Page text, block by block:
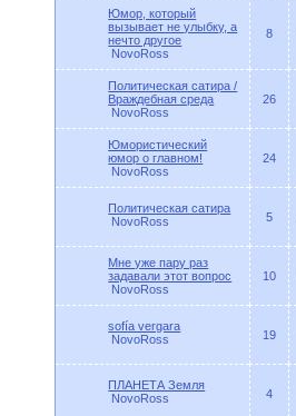
Юмор, который
вызывает не улыбку, а
нечто другое
NovoRoss
8
Политическая сатира /
Враждебная среда
NovoRoss
26
Юмористический
юмор о главном!
NovoRoss
24
Политическая сатира
NovoRoss
5
Мне уже пару раз
задавали этот вопрос
NovoRoss
10
sofía vergara
NovoRoss
19
ПЛАНЕТА Земля
NovoRoss
4